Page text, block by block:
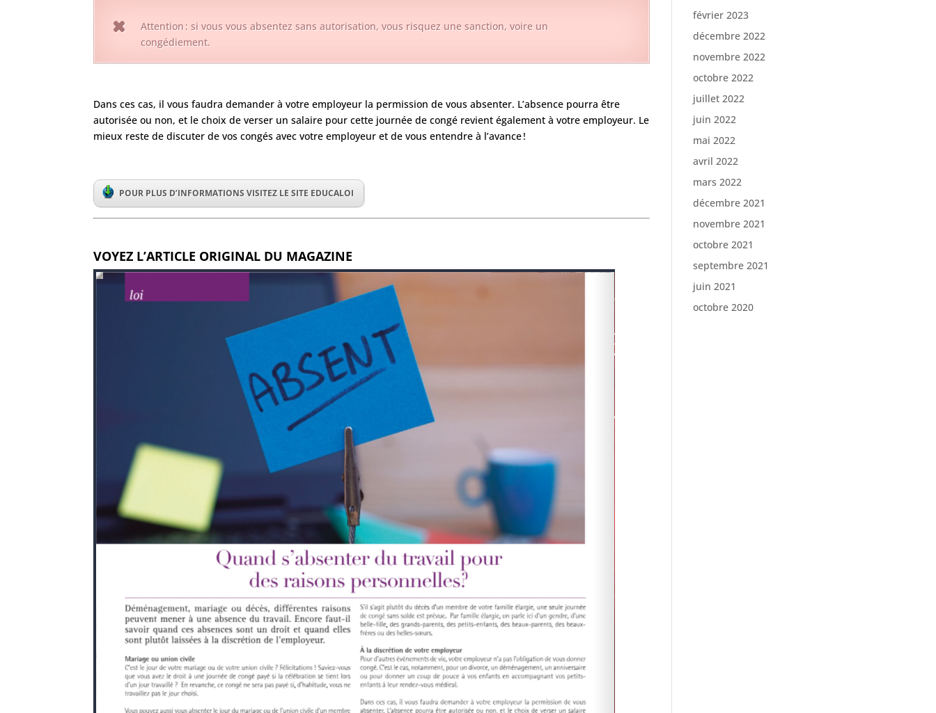
Attention : si vous vous absentez sans autorisation, vous risquez une sanction, voire un
congédiement.
Dans ces cas, il vous faudra demander à votre employeur la permission de vous absenter. L’absence pourra être
autorisée ou non, et le choix de verser un salaire pour cette journée de congé revient également à votre employeur. Le
mieux reste de discuter de vos congés avec votre employeur et de vous entendre à l’avance !
POUR PLUS D’INFORMATIONS VISITEZ LE SITE EDUCALOI
VOYEZ L’ARTICLE ORIGINAL DU MAGAZINE
février 2023
décembre 2022
novembre 2022
octobre 2022
juillet 2022
juin 2022
mai 2022
avril 2022
mars 2022
décembre 2021
novembre 2021
octobre 2021
septembre 2021
juin 2021
octobre 2020